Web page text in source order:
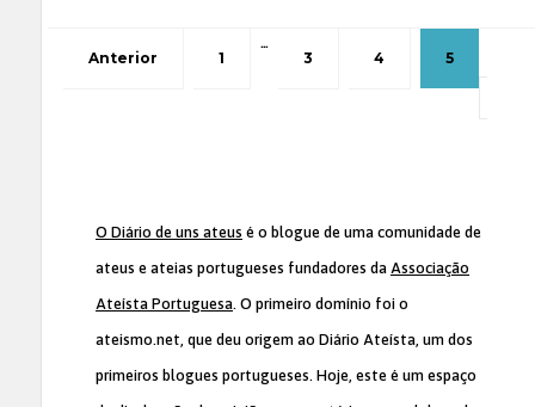
Anterior 1
…
3 4 5
O Diário de uns ateus é o blogue de uma comunidade de
ateus e ateias portugueses fundadores da Associação
Ateísta Portuguesa. O primeiro domínio foi o
ateismo.net, que deu origem ao Diário Ateísta, um dos
primeiros blogues portugueses. Hoje, este é um espaço